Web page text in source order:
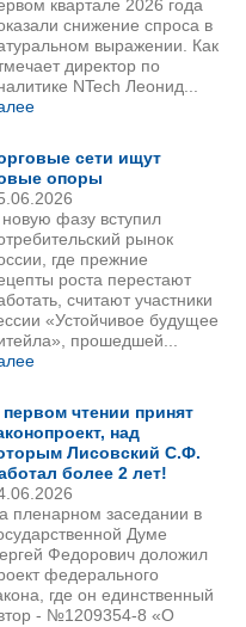
квартале 2026 года
снижение спроса в
выражении. Как
директор по
NTech Леонид...
сети ищут
опоры
фазу вступил
рынок
где прежние
роста перестают
считают участники
«Устойчивое будущее
прошедшей...
первом чтении принят
над
Лисовский С.Ф.
более 2 лет!
пленарном заседании в
Думе
Федорович доложил
федерального
где он единственный
- №1209354-8 «О